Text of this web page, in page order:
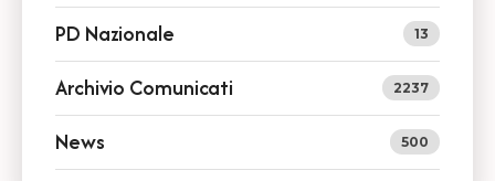
PD Nazionale 13
Archivio Comunicati 2237
News 500